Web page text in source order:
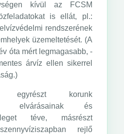
kívül az FCSM
is ellát, pl.:
rendszerének
üzemeltetését. (A
óta mért legmagasabb, -
árvíz ellen sikerrel
korunk
elvárásainak és
téve, másrészt
rejlő